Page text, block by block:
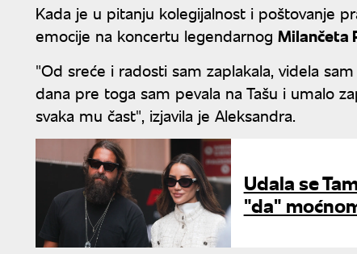
Kada je u pitanju kolegijalnost i poštovanje
emocije na koncertu legendarnog Milančeta
"Od sreće i radosti sam zaplakala, videla
dana pre toga sam pevala na Tašu i umalo
svaka mu čast", izjavila je Aleksandra.
Udala se
"da"